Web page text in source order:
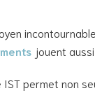
jouent
permet non